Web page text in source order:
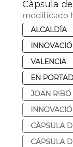
modificado
ALCALDÍA
VALENCIA
EN
JOAN RIBÓ
INNOVACIÓ
CÀPSULA
CÁPSULA